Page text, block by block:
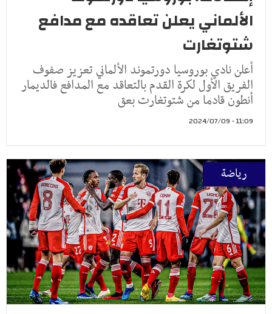
الألماني يعلن تعاقده مع مدافع
شتوتغارت
أعلن نادي بوروسيا دورتموند الألماني تعزيز صفوف
الفريق الأول لكرة القدم بالتعاقد مع المدافع فالديمار
أنطون قادما من شتوتغارت بعق
11:09 - 2024/07/09
رياضة